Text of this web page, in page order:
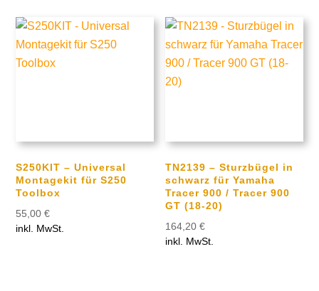
S250KIT – Universal
Montagekit für S250
Toolbox
55,00€
inkl. MwSt.
TN2139 – Sturzbügel in
schwarz für Yamaha
Tracer 900 / Tracer 900
GT (18-20)
164,20€
inkl. MwSt.